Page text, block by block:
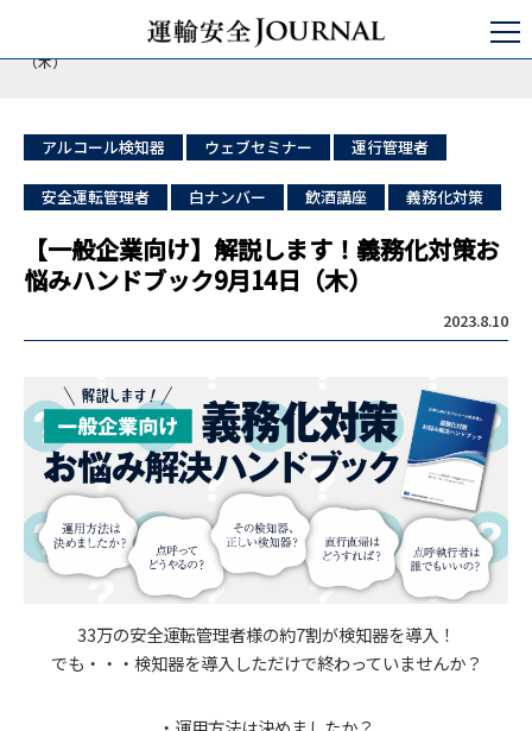
セミナ・コンサルティング
【一般企業向け】解説します！義務化対策お悩みハンドブック9月14日
（木）
アルコール検知器 ウェブセミナー 運行管理者
安全運転管理者 白ナンバー 飲酒講座 義務化対策
【一般企業向け】解説します！義務化対策お
悩みハンドブック9月14日（木）
2023.8.10
33万の安全運転管理者様の約7割が検知器を導入！
でも・・・検知器を導入しただけで終わっていませんか？